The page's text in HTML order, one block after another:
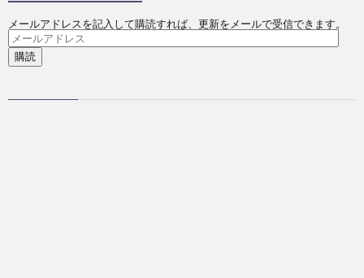
メールアドレスを記入して購読すれば、更新をメールで受信できます。
メ
ー
ル
ア
ス